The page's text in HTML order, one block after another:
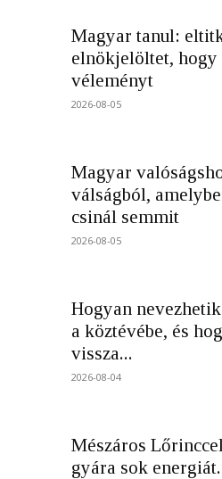
Magyar tanul:
elnökjelöltet, hogy
véleményt
2026-08-05
Magyar
válságból,
csinál semmit
2026-08-05
Hogyan
a köztévébe, és
vissza...
2026-08-04
Mészáros
gyára sok